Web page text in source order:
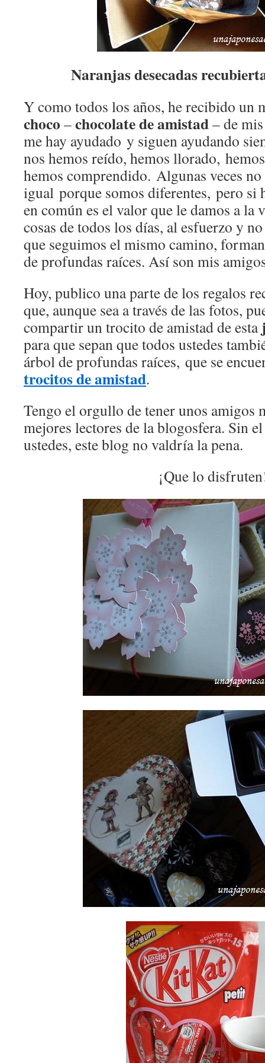
Naranjas desecadas
Y como todos los años, he recibido un
choco –chocolate de amistad– de
me hay ayudado y siguen ayudando
nos hemos reído, hemos llorado,
hemos comprendido. Algunas veces
igual porque somos diferentes, pero si
en común es el valor que le damos a la
cosas de todos los días, al esfuerzo y
que seguimos el mismo camino,
de profundas raíces. Así son mis
Hoy, publico una parte de los regalos
que, aunque sea a través de las fotos,
compartir un trocito de amistad de esta
para que sepan que todos ustedes
árbol de profundas raíces, que se
trocitos de amistad.
Tengo el orgullo de tener unos amigos
mejores lectores de la blogosfera. Sin
ustedes, este blog no valdría la pena.
¡Que lo